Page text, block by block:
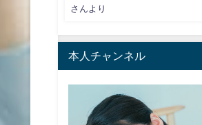
さんより
本人チャンネル